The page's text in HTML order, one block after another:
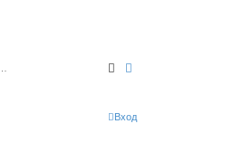
Поиск
Вход